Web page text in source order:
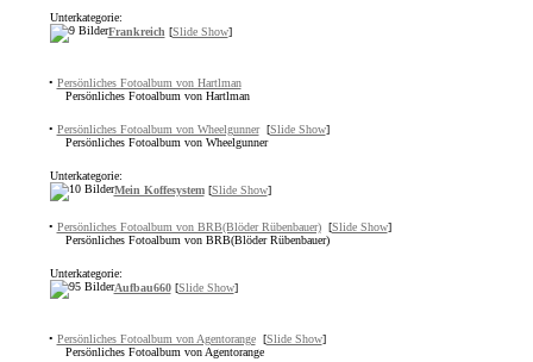
Unterkategorie:
Frankreich[Slide Show]
• Persönliches Fotoalbum von Hartlman
Persönliches Fotoalbum von Hartlman
• Persönliches Fotoalbum von Wheelgunner [Slide Show]
Persönliches Fotoalbum von Wheelgunner
Unterkategorie:
Mein Koffesystem[Slide Show]
• Persönliches Fotoalbum von BRB(Blöder Rübenbauer) [Slide Show]
Persönliches Fotoalbum von BRB(Blöder Rübenbauer)
Unterkategorie:
Aufbau660[Slide Show]
• Persönliches Fotoalbum von Agentorange [Slide Show]
Persönliches Fotoalbum von Agentorange